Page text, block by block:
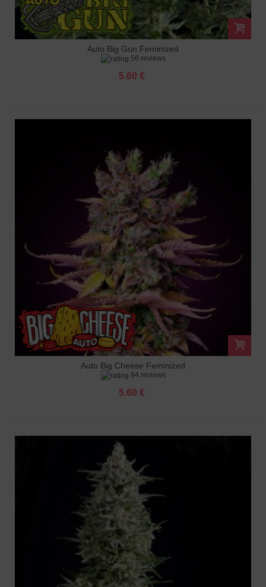
Auto Big Gun Feminized
56 reviews
5.60 €
Auto Big Cheese Feminized
84 reviews
5.60 €